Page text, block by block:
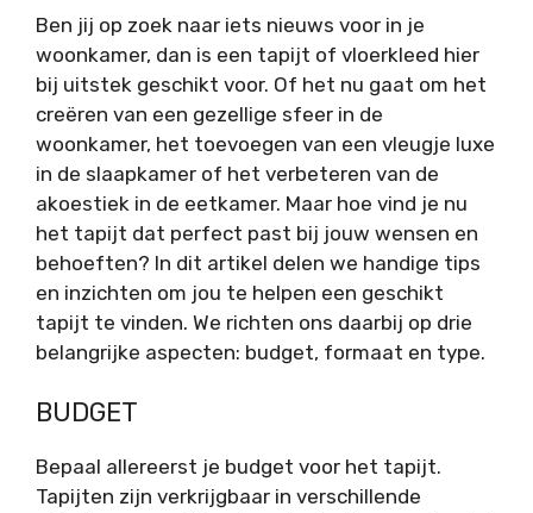
Ben jij op zoek naar iets nieuws voor in je
woonkamer, dan is een tapijt of vloerkleed hier
bij uitstek geschikt voor. Of het nu gaat om het
creëren van een gezellige sfeer in de
woonkamer, het toevoegen van een vleugje luxe
in de slaapkamer of het verbeteren van de
akoestiek in de eetkamer. Maar hoe vind je nu
het tapijt dat perfect past bij jouw wensen en
behoeften? In dit artikel delen we handige tips
en inzichten om jou te helpen een geschikt
tapijt te vinden. We richten ons daarbij op drie
belangrijke aspecten: budget, formaat en type.
BUDGET
Bepaal allereerst je budget voor het tapijt.
Tapijten zijn verkrijgbaar in verschillende